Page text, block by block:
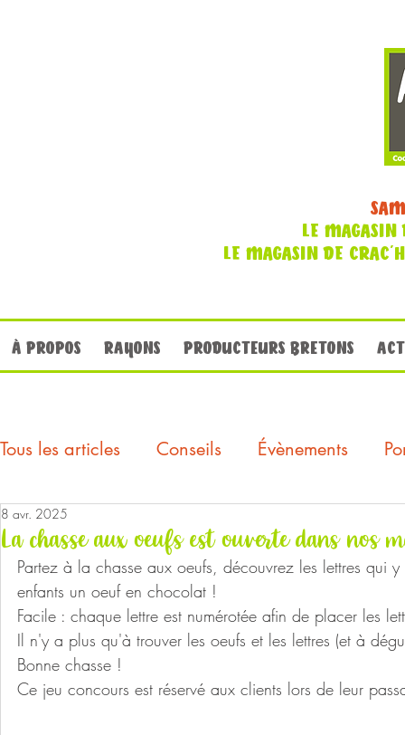
LE MAGASIN
LE MAGASIN DE
À PROPOS RAYONS PRODUCTEURS BRETONS
Tous les articles Conseils Évènements
La chasse aux oeufs est ouverte dans nos
8 avr. 2025
Partez à la chasse aux oeufs, découvrez les lettres qui
enfants un oeuf en chocolat !
Facile : chaque lettre est numérotée afin de placer les
Il n'y a plus qu'à trouver les oeufs et les lettres (et à
Bonne chasse !
Ce jeu concours est réservé aux clients lors de leur